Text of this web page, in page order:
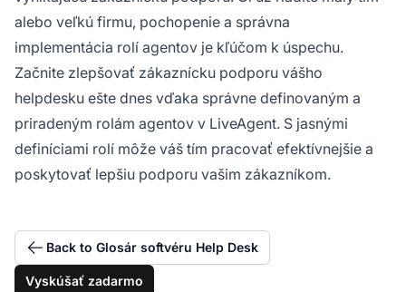
alebo veľkú firmu, pochopenie a správna
implementácia rolí agentov je kľúčom k úspechu.
Začnite zlepšovať zákaznícku podporu vášho
helpdesku ešte dnes vďaka správne definovaným a
priradeným rolám agentov v LiveAgent. S jasnými
definíciami rolí môže váš tím pracovať efektívnejšie a
poskytovať lepšiu podporu vašim zákazníkom.
Back to Glosár softvéru Help Desk
Vyskúšať zadarmo